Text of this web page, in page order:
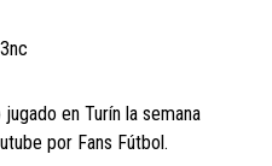
en Turín la semana
por Fans Fútbol.